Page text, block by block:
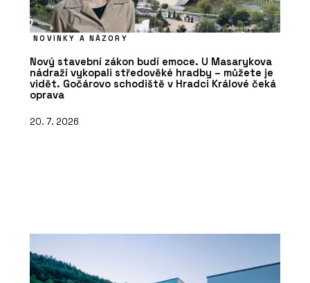
NOVINKY A NÁZORY
Nový stavební zákon budí emoce. U Masarykova
nádraží vykopali středověké hradby – můžete je
vidět. Gočárovo schodiště v Hradci Králové čeká
oprava
20. 7. 2026